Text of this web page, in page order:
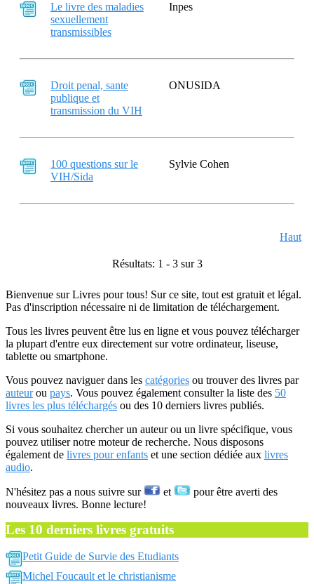
Le livre des maladies
sexuellement
transmissibles
Inpes
Droit penal, sante
publique et
transmission du VIH
ONUSIDA
100 questions sur le
VIH/Sida
Sylvie Cohen
Haut
Résultats: 1 - 3 sur 3
Bienvenue sur Livres pour tous! Sur ce site, tout est gratuit et légal.
Pas d'inscription nécessaire ni de limitation de téléchargement.
Tous les livres peuvent être lus en ligne et vous pouvez télécharger
la plupart d'entre eux directement sur votre ordinateur, liseuse,
tablette ou smartphone.
Vous pouvez naviguer dans les catégories ou trouver des livres par
auteurou pays. Vous pouvez également consulter la liste des 50
livres les plus téléchargés ou des 10 derniers livres publiés.
Si vous souhaitez chercher un auteur ou un livre spécifique, vous
pouvez utiliser notre moteur de recherche. Nous disposons
également de livres pour enfants et une section dédiée aux livres
audio.
N'hésitez pas a nous suivre sur et
pour être averti des
nouveaux livres. Bonne lecture!
Les 10 derniers livres gratuits
Petit Guide de Survie des Etudiants
Michel Foucault et le christianisme